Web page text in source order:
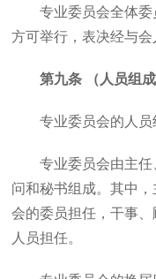
专业委员会全体
方可举行，表决经与会
第九条 （人员组成
专业委员会的人员
专业委员会由主
问和秘书组成。其中
会的委员担任，干事
人员担任。